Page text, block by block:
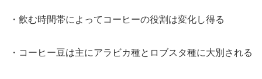
・飲む時間帯によってコーヒーの役割は変化し得る
・コーヒー豆は主にアラビカ種とロブスタ種に大別される